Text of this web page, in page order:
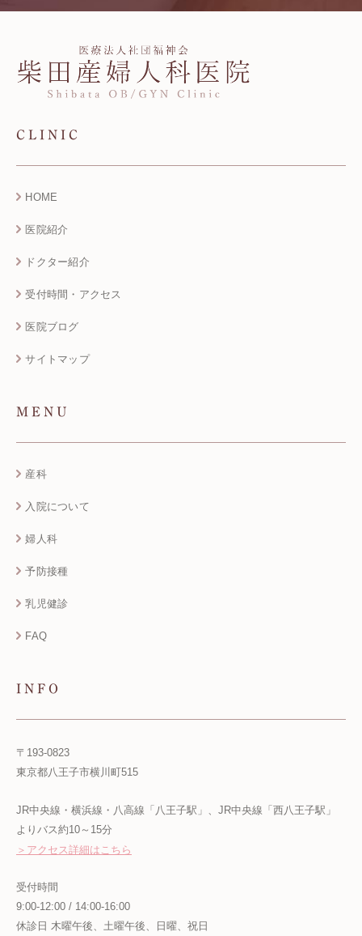
CLINIC
HOME
医院紹介
ドクター紹介
受付時間・アクセス
医院ブログ
サイトマップ
MENU
産科
入院について
婦人科
予防接種
乳児健診
FAQ
INFO
〒193-0823
東京都八王子市横川町515
JR中央線・横浜線・八高線「八王子駅」、JR中央線「西八王子駅」
よりバス約10～15分
＞アクセス詳細はこちら
受付時間
9:00-12:00 / 14:00-16:00
休診日 木曜午後、土曜午後、日曜、祝日